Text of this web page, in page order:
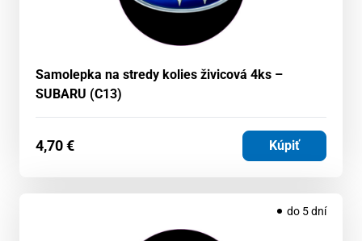
Samolepka na stredy kolies živicová 4ks –
SUBARU (C13)
4,70€ Kúpiť
do 5 dní